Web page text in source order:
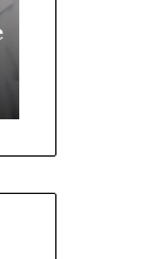
de
sous